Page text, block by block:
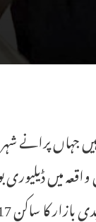
ہیں جہاں پرانے
۔ اس واقعہ میں